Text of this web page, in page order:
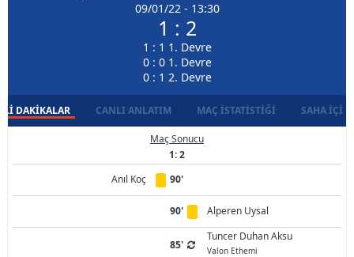
09/01/22 - 13:30
1 : 2
1 : 1 1. Devre
0 : 0 1. Devre
0 : 1 2. Devre
DAKIKALAR CANLI ANLATIM MAÇ İSTATISTIĞI SAHA İÇI
Maç Sonucu
1: 2
Anıl Koç
90'
90' Alperen Uysal
85'
Tuncer Duhan Aksu
Valon Ethemi